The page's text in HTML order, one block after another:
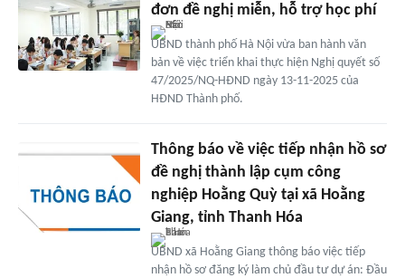
đơn đề nghị miễn, hỗ trợ học phí
UBND thành phố Hà Nội vừa ban hành văn
bản về việc triển khai thực hiện Nghị quyết số
47/2025/NQ-HĐND ngày 13-11-2025 của
HĐND Thành phố.
Thông báo về việc tiếp nhận hồ sơ
đề nghị thành lập cụm công
nghiệp Hoằng Quỳ tại xã Hoằng
Giang, tỉnh Thanh Hóa
UBND xã Hoằng Giang thông báo việc tiếp
nhận hồ sơ đăng ký làm chủ đầu tư dự án: Đầu